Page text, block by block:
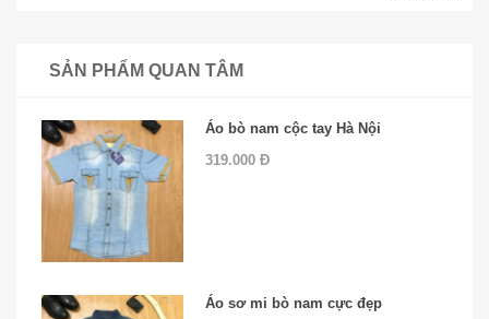
SẢN PHẨM QUAN TÂM
Áo bò nam cộc tay Hà Nội
319.000 Đ
Áo sơ mi bò nam cực đẹp